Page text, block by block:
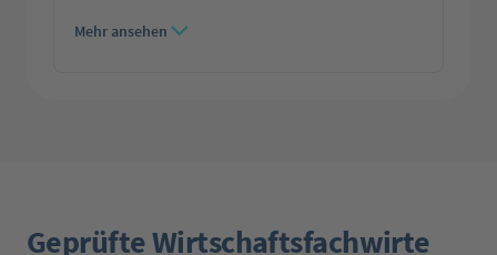
Mehr ansehen
Geprüfte Wirtschaftsfachwirte